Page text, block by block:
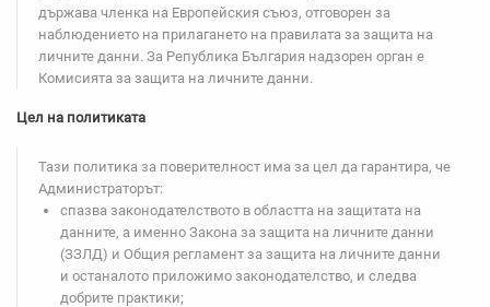
държава членка на Европейския съюз, отговорен за
наблюдението на прилагането на правилата за защита на
личните данни. За Република България надзорен орган е
Комисията за защита на личните данни.
Цел на политиката
Тази политика за поверителност има за цел да гарантира, че
Администраторът:
спазва законодателството в областта на защитата на
данните, а именно Закона за защита на личните данни
(ЗЗЛД) и Общия регламент за защита на личните данни
и останалото приложимо законодателство, и следва
добрите практики;